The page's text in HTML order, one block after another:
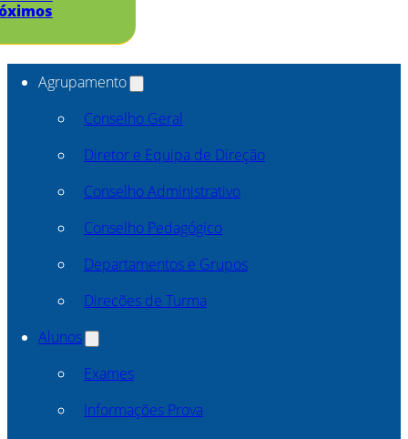
Agrupamento
Conselho Geral
Diretor e Equipa de Direção
Conselho Administrativo
Conselho Pedagógico
Departamentos e Grupos
Direcões de Turma
Alunos
Exames
Informações Prova